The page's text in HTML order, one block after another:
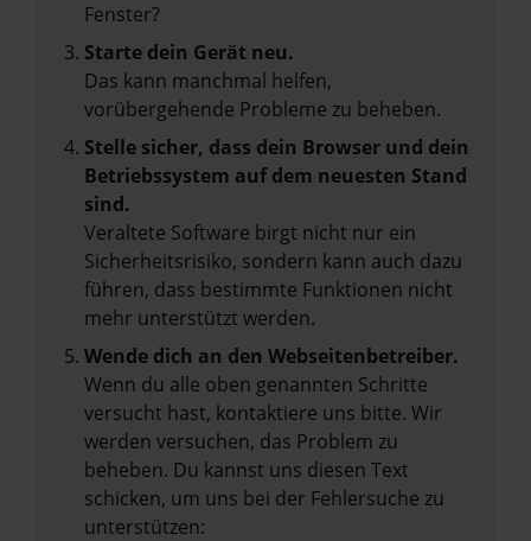
Fenster?
Starte dein Gerät neu.
Das kann manchmal helfen,
vorübergehende Probleme zu beheben.
Stelle sicher, dass dein Browser und dein
Betriebssystem auf dem neuesten Stand
sind.
Veraltete Software birgt nicht nur ein
Sicherheitsrisiko, sondern kann auch dazu
führen, dass bestimmte Funktionen nicht
mehr unterstützt werden.
Wende dich an den Webseitenbetreiber.
Wenn du alle oben genannten Schritte
versucht hast, kontaktiere uns bitte. Wir
werden versuchen, das Problem zu
beheben. Du kannst uns diesen Text
schicken, um uns bei der Fehlersuche zu
unterstützen: